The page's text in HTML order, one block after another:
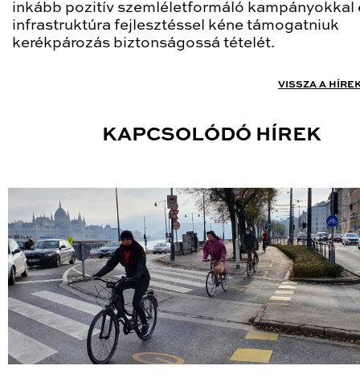
inkább pozitív szemléletformáló kampányokkal
infrastruktúra fejlesztéssel kéne támogatniuk
kerékpározás biztonságossá tételét.
VISSZA A
KAPCSOLÓDÓ HÍREK